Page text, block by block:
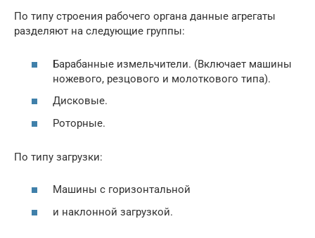
По типу строения рабочего органа данные агрегаты
разделяют на следующие группы:
Барабанные измельчители. (Включает машины
ножевого, резцового и молоткового типа).
Дисковые.
Роторные.
По типу загрузки:
Машины с горизонтальной
и наклонной загрузкой.